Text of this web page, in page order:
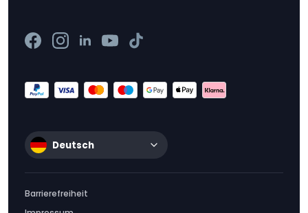
Deutsch
Barrierefreiheit